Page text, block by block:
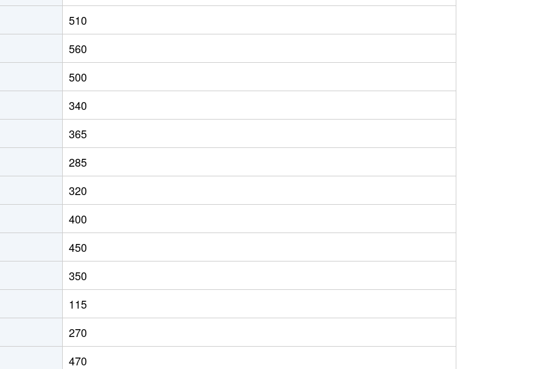
510
560
500
340
365
285
320
400
450
350
115
270
470